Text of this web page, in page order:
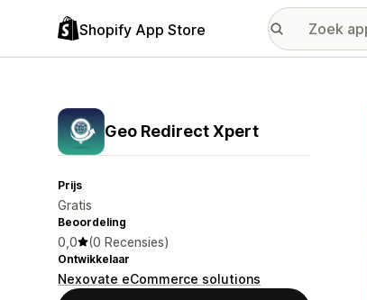
Shopify App Store
Geo Redirect Xpert
Prijs
Gratis
Beoordeling
0,0 (0 Recensies)
Ontwikkelaar
Nexovate eCommerce solutions